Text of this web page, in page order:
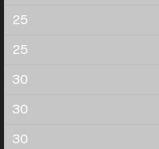
25
25
30
30
30